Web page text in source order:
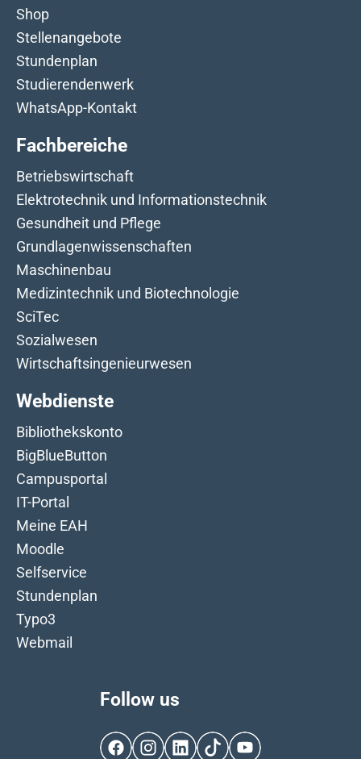
Shop
Stellenangebote
Stundenplan
Studierendenwerk
WhatsApp-Kontakt
Fachbereiche
Betriebswirtschaft
Elektrotechnik und Informationstechnik
Gesundheit und Pflege
Grundlagenwissenschaften
Maschinenbau
Medizintechnik und Biotechnologie
SciTec
Sozialwesen
Wirtschaftsingenieurwesen
Webdienste
Bibliothekskonto
BigBlueButton
Campusportal
IT-Portal
Meine EAH
Moodle
Selfservice
Stundenplan
Typo3
Webmail
Follow us